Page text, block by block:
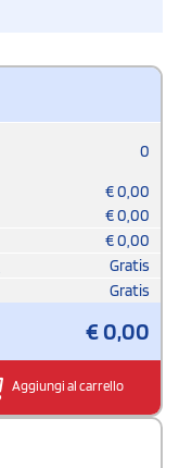
0
€0,00
€0,00
€0,00
Gratis
Gratis
€0,00
Aggiungi al carrello